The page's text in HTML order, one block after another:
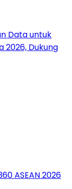
Data untuk
2026, Dukung
ASEAN 2026